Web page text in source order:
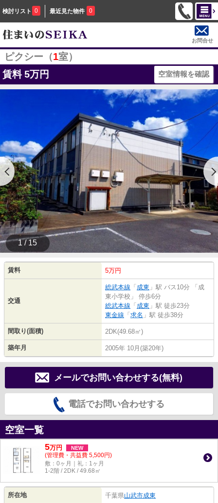
検討リスト 0 最近見た物件 0
お問合せ
ピクシー（1室）
賃料 5万円 空室情報を確認
1 / 15
賃料 5万円
交通
総武本線 「 成東 」駅 バス10分 「成
東小学校」 停歩6分
総武本線 「 成東 」駅 徒歩23分
東金線 「 求名 」駅 徒歩38分
間取り(面積) 2DK(49.68㎡)
築年月 2005年 10月(築20年)
メールでお問い合わせする(無料)
電話でお問い合わせする
空室一覧
5万円 NEW
(管理費・共益費 5,500円)
敷：0ヶ月｜礼：1ヶ月
1-2階 / 2DK / 49.68㎡
所在地 千葉県山武市成東